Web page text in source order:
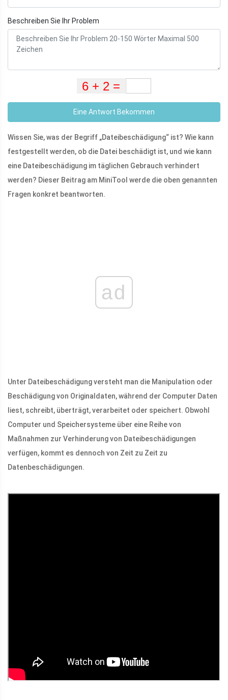
Beschreiben Sie Ihr Problem
Eine Antwort Bekommen
Wissen Sie, was der Begriff „Dateibeschädigung“ ist? Wie kann
festgestellt werden, ob die Datei beschädigt ist, und wie kann
eine Dateibeschädigung im täglichen Gebrauch verhindert
werden? Dieser Beitrag am MiniTool werde die oben genannten
Fragen konkret beantworten.
ad
Unter Dateibeschädigung versteht man die Manipulation oder
Beschädigung von Originaldaten, während der Computer Daten
liest, schreibt, überträgt, verarbeitet oder speichert. Obwohl
Computer und Speichersysteme über eine Reihe von
Maßnahmen zur Verhinderung von Dateibeschädigungen
verfügen, kommt es dennoch von Zeit zu Zeit zu
Datenbeschädigungen.